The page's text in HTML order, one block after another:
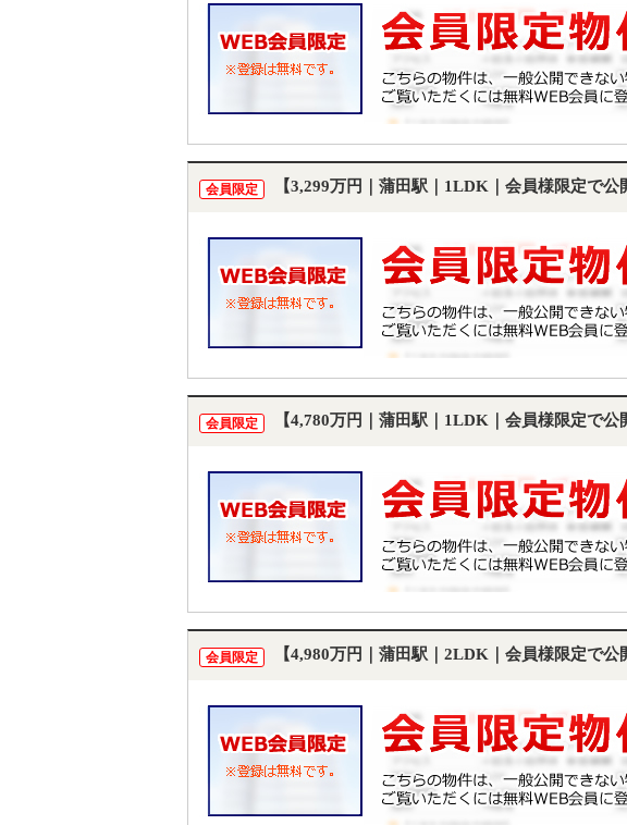
会員限定 【3,299万円｜蒲田駅｜1LDK｜会員様限定で公
会員限定 【4,780万円｜蒲田駅｜1LDK｜会員様限定で公
会員限定 【4,980万円｜蒲田駅｜2LDK｜会員様限定で公